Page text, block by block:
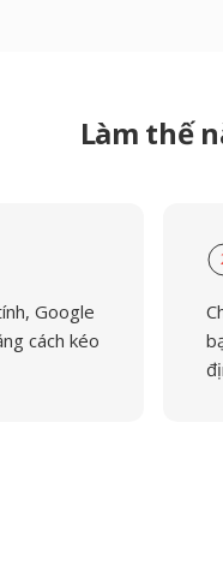
Làm thế
Google
cách kéo